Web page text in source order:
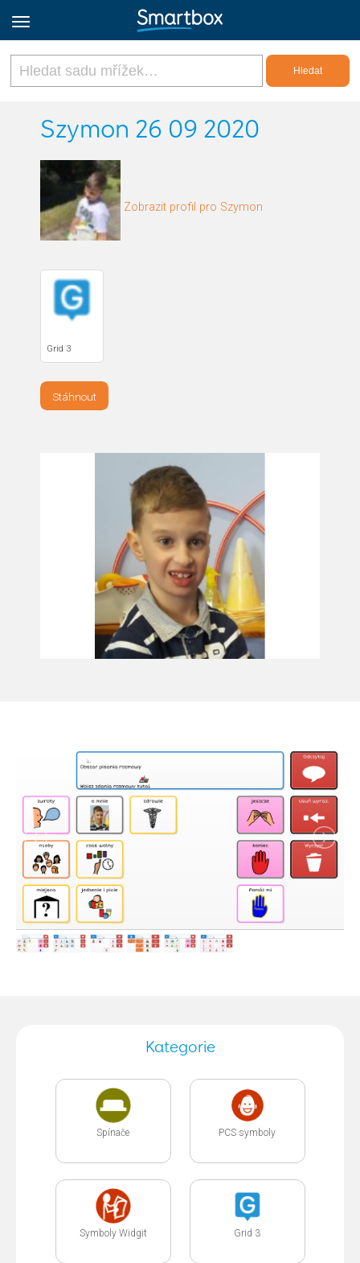
Online Grids
Zaregistrovat se
Szymon 26 09 2020
Zobrazit profil pro Szymon
Grid 3
Stáhnout
Kategorie
Spínače PCS symboly
Symboly Widgit Grid 3